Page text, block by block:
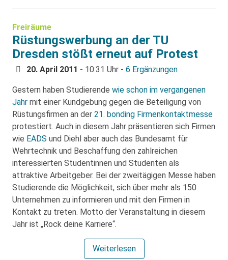
Freiräume
Rüstungswerbung an der TU
Dresden stößt erneut auf Protest
20. April 2011 - 10:31 Uhr - 6 Ergänzungen
Gestern haben Studierende wie schon im vergangenen
Jahr mit einer Kundgebung gegen die Beteiligung von
Rüstungsfirmen an der 21. bonding Firmenkontaktmesse
protestiert. Auch in diesem Jahr präsentieren sich Firmen
wie EADS und Diehl aber auch das Bundesamt für
Wehrtechnik und Beschaffung den zahlreichen
interessierten Studentinnen und Studenten als
attraktive Arbeitgeber. Bei der zweitägigen Messe haben
Studierende die Möglichkeit, sich über mehr als 150
Unternehmen zu informieren und mit den Firmen in
Kontakt zu treten. Motto der Veranstaltung in diesem
Jahr ist „Rock deine Karriere“.
Weiterlesen